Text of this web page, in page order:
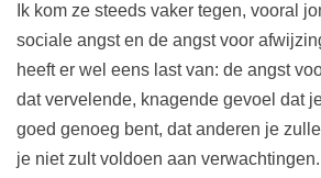
Ik kom ze steeds vaker tegen, vooral
sociale angst en de angst voor
heeft er wel eens last van: de angst
dat vervelende, knagende gevoel dat
goed genoeg bent, dat anderen je
je niet zult voldoen aan